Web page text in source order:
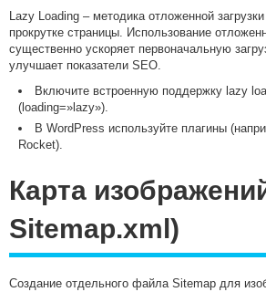
Lazy Loading – методика отложенной
прокрутке страницы. Использование
существенно ускоряет первоначальную
улучшает показатели SEO.
Включите встроенную поддержку lazy
( loading=»lazy»).
В WordPress используйте плагины
Rocket).
Карта
Sitemap.xml)
Создание отдельного файла Sitemap для